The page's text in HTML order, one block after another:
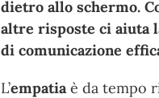
dietro allo schermo.
altre risposte ci aiuta
di comunicazione
L’empatiaè da tempo